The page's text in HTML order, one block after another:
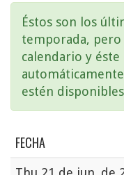
Éstos son los
temporada,
calendario y
estén disponibles
FECHA